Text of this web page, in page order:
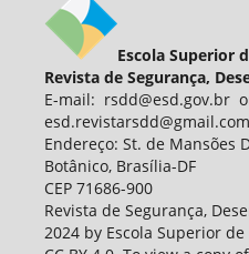
Escola Superior
Revista de Segurança,
E-mail: rsdd@esd.gov.br
esd.revistarsdd@gmail.com
Endereço: St. de Mansões
Botânico, Brasília-DF
CEP 71686-900
Revista de Segurança,
2024 by Escola Superior